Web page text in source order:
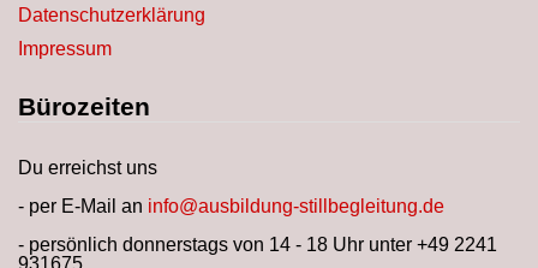
Datenschutzerklärung
Impressum
Bürozeiten
Du erreichst uns
- per E-Mail an info@ausbildung-stillbegleitung.de
- persönlich donnerstags von 14 - 18 Uhr unter +49 2241
931675.